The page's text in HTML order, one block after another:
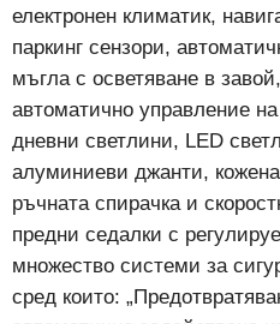
електронен климатик,
паркинг сензори,
мъгла с осветяване в
автоматично управление
дневни светлини, LED
алуминиеви джанти,
ръчната спирачка и
предни седалки с
множество системи за
сред които: